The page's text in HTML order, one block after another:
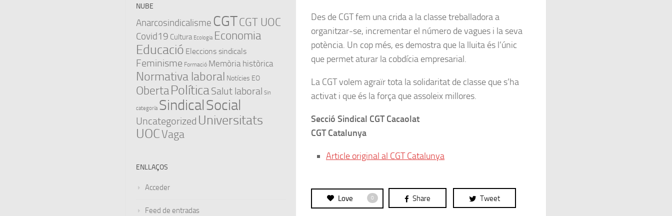
Des de CGT fem una crida a la classe treballadora a
organitzar-se, incrementar el número de vagues i la seva
potència. Un cop més, es demostra que la lluita és l’únic
que permet aturar la cobdícia empresarial.
La CGT volem agraïr tota la solidaritat de classe que s’ha
activat i que és la força que assoleix millores.
Secció Sindical CGT Cacaolat
CGT Catalunya
Article original al CGT Catalunya
Love 0 Share Tweet
NUBE
Anarcosindicalisme CGTCGT UOC
Covid19 Cultura Ecologia Economia
Educació Eleccions sindicals
Feminisme Formació Memòria històrica
Normativa laboral Notícies EO
ObertaPolíticaSalut laboral Sin
categoría SindicalSocial
Uncategorized Universitats
UOCVaga
ENLLAÇOS
Acceder
Feed de entradas